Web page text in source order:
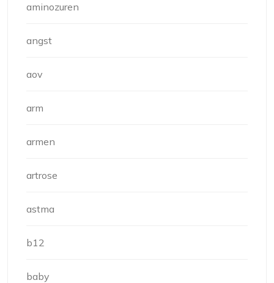
aminozuren
angst
aov
arm
armen
artrose
astma
b12
baby